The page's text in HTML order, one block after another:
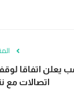
يعلن اتفاقا
اتصالات مع